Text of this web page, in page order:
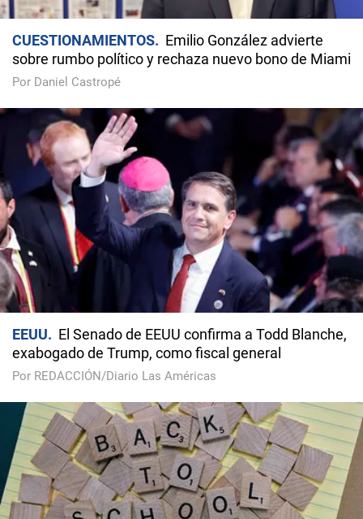
CUESTIONAMIENTOS
Emilio González advierte
sobre rumbo político y rechaza nuevo bono de Miami
Por Daniel Castropé
EEUU
El Senado de EEUU confirma a Todd Blanche,
exabogado de Trump, como fiscal general
Por REDACCIÓN/Diario Las Américas